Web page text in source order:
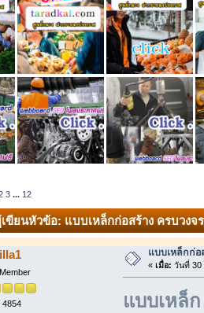
3 ... 12
ขียนหัวข้อ: แบบเหล็กก่อสร้าง ครบวงจ
4854
แบบเหล็กก่อ
«เมื่อ: วันที่ 30
แบบเหล็ก